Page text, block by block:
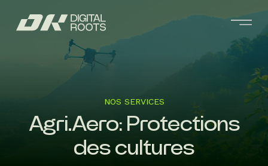
NOS SERVICES
Agri.Aero: Protections
des cultures